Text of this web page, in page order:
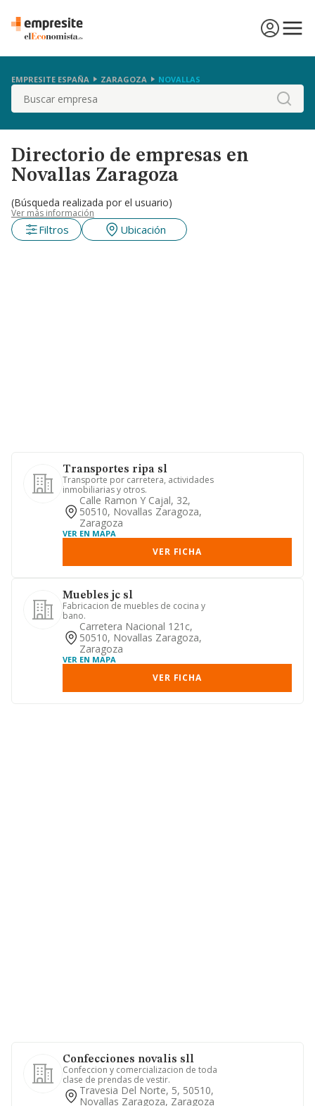
EMPRESITE ESPAÑA ZARAGOZA NOVALLAS
Buscar
Directorio de empresas en
Novallas Zaragoza
(Búsqueda realizada por el usuario)
Ver más información
Filtros Ubicación
Transportes ripa sl
Transporte por carretera, actividades
inmobiliarias y otros.
Calle Ramon Y Cajal, 32,
50510, Novallas Zaragoza,
Zaragoza
VER EN MAPA
VER FICHA
Muebles jc sl
Fabricacion de muebles de cocina y
bano.
Carretera Nacional 121c,
50510, Novallas Zaragoza,
Zaragoza
VER EN MAPA
VER FICHA
Confecciones novalis sll
Confeccion y comercializacion de toda
clase de prendas de vestir.
Travesia Del Norte, 5, 50510,
Novallas Zaragoza, Zaragoza